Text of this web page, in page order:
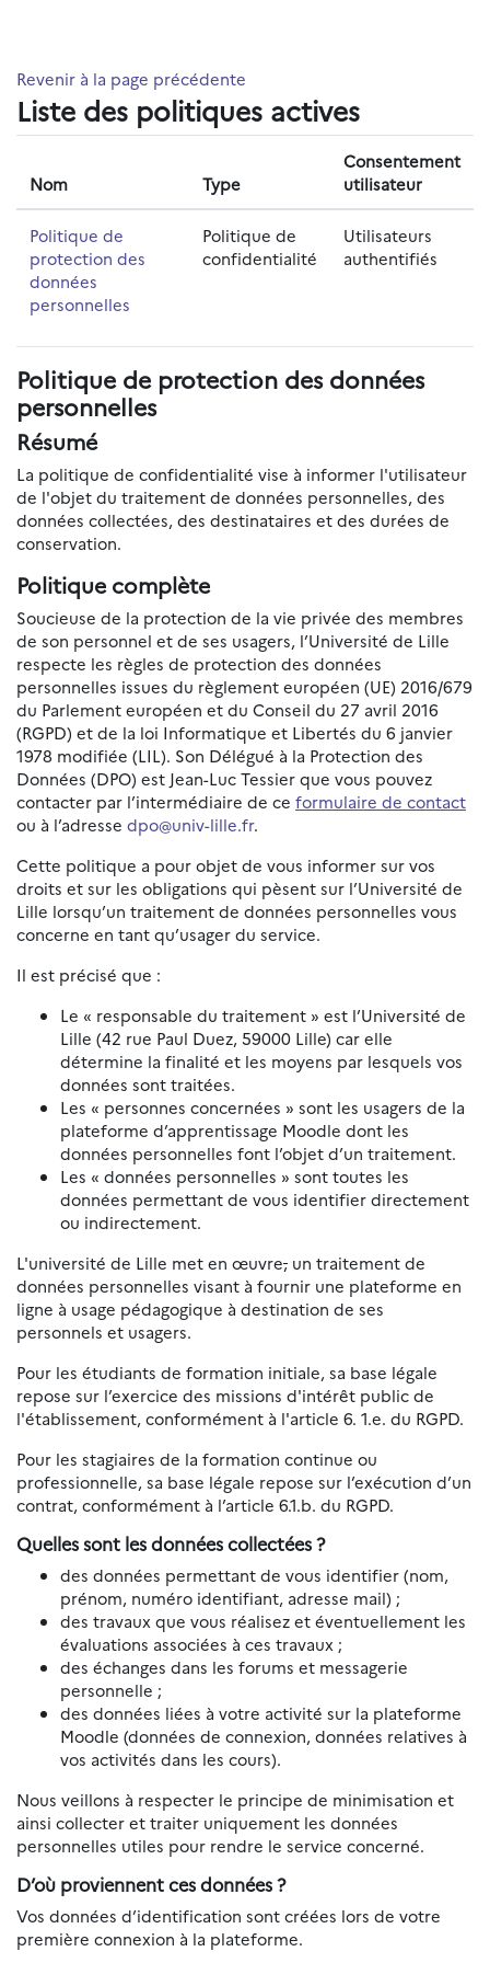
Revenir à la page précédente
Liste des politiques actives
Nom Type
Consentement
utilisateur
Politique de
protection des
données
personnelles
Politique de
confidentialité
Utilisateurs
authentifiés
Politique de protection des données
personnelles
Résumé
La politique de confidentialité vise à informer l'utilisateur
de l'objet du traitement de données personnelles, des
données collectées, des destinataires et des durées de
conservation.
Politique complète
Soucieuse de la protection de la vie privée des membres
de son personnel et de ses usagers, l’Université de Lille
respecte les règles de protection des données
personnelles issues du règlement européen (UE) 2016/679
du Parlement européen et du Conseil du 27 avril 2016
(RGPD) et de la loi Informatique et Libertés du 6 janvier
1978 modifiée (LIL). Son Délégué à la Protection des
Données (DPO) est Jean-Luc Tessier que vous pouvez
contacter par l’intermédiaire de ce formulaire de contact
ou à l’adresse dpo@univ-lille.fr.
Cette politique a pour objet de vous informer sur vos
droits et sur les obligations qui pèsent sur l’Université de
Lille lorsqu’un traitement de données personnelles vous
concerne en tant qu’usager du service.
Il est précisé que :
Le « responsable du traitement » est l’Université de
Lille (42 rue Paul Duez, 59000 Lille) car elle
détermine la finalité et les moyens par lesquels vos
données sont traitées.
Les « personnes concernées » sont les usagers de la
plateforme d’apprentissage Moodle dont les
données personnelles font l’objet d’un traitement.
Les « données personnelles » sont toutes les
données permettant de vous identifier directement
ou indirectement.
L'université de Lille met en œuvre, un traitement de
données personnelles visant à fournir une plateforme en
ligne à usage pédagogique à destination de ses
personnels et usagers.
Pour les étudiants de formation initiale, sa base légale
repose sur l’exercice des missions d'intérêt public de
l'établissement, conformément à l'article 6. 1.e. du RGPD.
Pour les stagiaires de la formation continue ou
professionnelle, sa base légale repose sur l’exécution d’un
contrat, conformément à l’article 6.1.b. du RGPD.
Quelles sont les données collectées ?
des données permettant de vous identifier (nom,
prénom, numéro identifiant, adresse mail) ;
des travaux que vous réalisez et éventuellement les
évaluations associées à ces travaux ;
des échanges dans les forums et messagerie
personnelle ;
des données liées à votre activité sur la plateforme
Moodle (données de connexion, données relatives à
vos activités dans les cours).
Nous veillons à respecter le principe de minimisation et
ainsi collecter et traiter uniquement les données
personnelles utiles pour rendre le service concerné.
D’où proviennent ces données ?
Vos données d’identification sont créées lors de votre
première connexion à la plateforme.